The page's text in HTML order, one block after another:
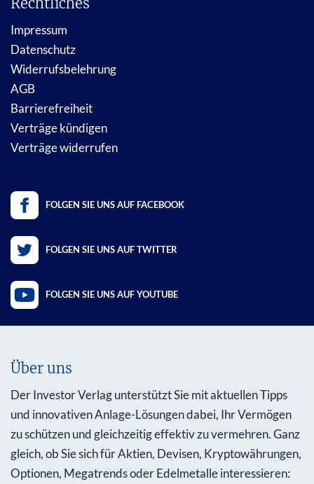
Impressum
Datenschutz
Widerrufsbelehrung
AGB
Barrierefreiheit
Verträge kündigen
Verträge widerrufen
FOLGEN SIE UNS AUF FACEBOOK
FOLGEN SIE UNS AUF TWITTER
FOLGEN SIE UNS AUF YOUTUBE
Über uns
Der Investor Verlag unterstützt Sie mit aktuellen Tipps
und innovativen Anlage-Lösungen dabei, Ihr Vermögen
zu schützen und gleichzeitig effektiv zu vermehren. Ganz
gleich, ob Sie sich für Aktien, Devisen, Kryptowährungen,
Optionen, Megatrends oder Edelmetalle interessieren: